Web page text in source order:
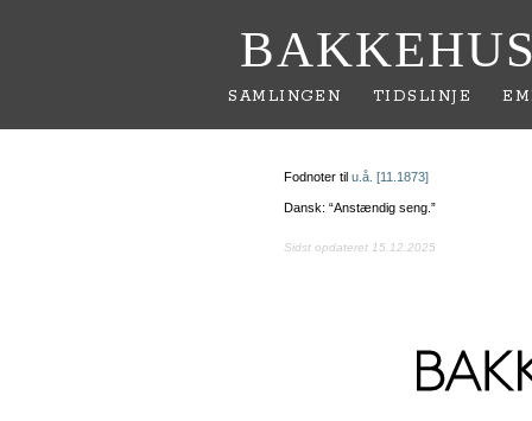
SAMLINGEN TIDSLINJE
Fodnoter til u.å. [11.1873]
Dansk: “Anstændig seng.”
Sidst opdateret 15.12.2025